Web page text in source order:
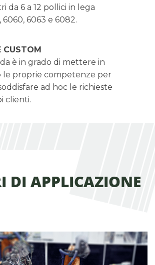
da 6 a 12 pollici in lega
6060, 6063 e 6082.
CUSTOM
è in grado di mettere in
le proprie competenze per
ad hoc le richieste
clienti.
DI APPLICAZIONE